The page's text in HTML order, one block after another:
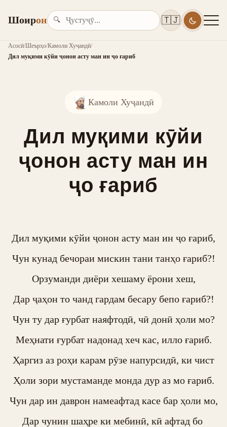
Шоирон 🔍 🇹🇯
Асосӣ/Шеърҳо/Камоли Хуҷандӣ/
Дил муқими кӯйи ҷонон асту ман ин ҷо ғариб
Камоли Хуҷандӣ
Дил муқими кӯйи
ҷонон асту ман ин
ҷо ғариб
Дил муқими кӯйи ҷонон асту ман ин ҷо ғариб,
Чун кунад бечораи мискин тани танҳо ғариб?!
Орзуманди диёри хешаму ёрони хеш,
Дар ҷаҳон то чанд гардам бесару бепо ғариб?!
Чун ту дар ғурбат наяфтодӣ, чӣ донӣ ҳоли мо?
Меҳнати ғурбат надонад хеч кас, илло ғариб.
Ҳаргиз аз роҳи карам рӯзе напурсидӣ, ки чист
Ҳоли зори мустаманде монда дур аз мо ғариб.
Чун дар ин даврон намеафтад касе бар ҳоли мо,
Дар чунин шаҳре ки мебинӣ, кӣ афтад бо